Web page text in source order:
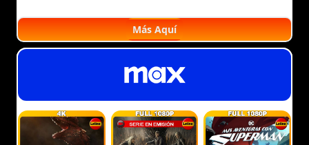
Más Aquí